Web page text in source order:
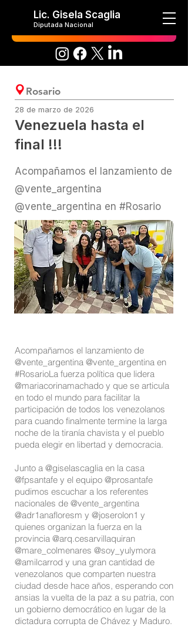
Lic. Gisela Scaglia
Diputada Nacional
Rosario
28 de marzo de 2026
Venezuela hasta el
final !!!
Acompañamos el lanzamiento de
@vente_argentina
@vente_argentina en #Rosario
Acompañamos el lanzamiento de
@vente_argentina @vente_argentina en
#RosarioLa fuerza política que lidera
@mariacorinamachado y que se articula
en todo el mundo para facilitar la
participación de todos los venezolanos
para cuando finalmente termine la larga
noche de la tiranía chavista y el pueblo
pueda elegir en libertad y democracia.
Junto a @giselascaglia en la casa
@fpsantafe y el equipo @prosantafe
pudimos escuchar a los referentes
nacionales de @vente_argentina
@adr1anafloresm y @joserolon1 y
quienes organizan la fuerza en la
provincia @arq.cesarvillaquiran
@mare_colmenares @soy_yulymora
@amilcarrod y una gran cantidad de
venezolanos que comparten nuestra
ciudad desde hace años, esperando con
ansias la vuelta de la paz a su patria, con
un gobierno democrático en lugar de la
dictadura corrupta de Chávez y Maduro.